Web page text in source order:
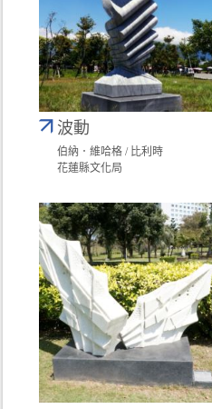
波動
伯納．維哈格 / 比利時
花蓮縣文化局